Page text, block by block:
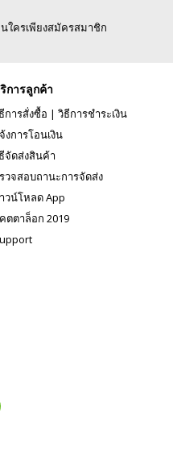
ใครเพียงสมัครสมาชิก
การลูกค้า
การสั่งซื้อ | วิธีการชำระเงิน
งการโอนเงิน
จัดส่งสินค้า
วจสอบถานะการจัดส่ง
วน์โหลด App
ตตาล็อก 2019